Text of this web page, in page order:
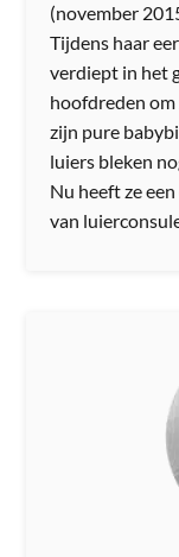
(november
Tijdens haar
verdiept in het
hoofdreden om
zijn pure
luiers bleken
Nu heeft ze
van